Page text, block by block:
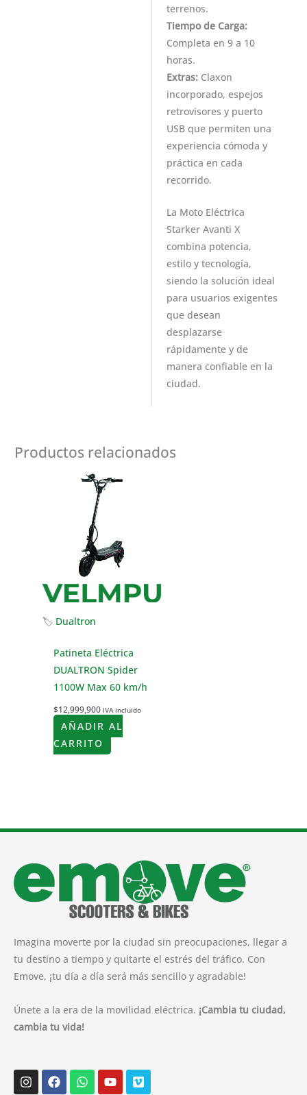
terrenos.
Tiempo de Carga:
Completa en 9 a 10
horas.
Extras:Claxon
incorporado, espejos
retrovisores y puerto
USB que permiten una
experiencia cómoda y
práctica en cada
recorrido.
La Moto Eléctrica
Starker Avanti X
combina potencia,
estilo y tecnología,
siendo la solución ideal
para usuarios exigentes
que desean
desplazarse
rápidamente y de
manera confiable en la
ciudad.
Productos relacionados
🏷 Dualtron
Patineta Eléctrica
DUALTRON Spider
1100W Max 60 km/h
$12,999,900 IVA incluido
AÑADIR AL
CARRITO
Imagina moverte por la ciudad sin preocupaciones, llegar a
tu destino a tiempo y quitarte el estrés del tráfico. Con
Emove, ¡tu día a día será más sencillo y agradable!
Únete a la era de la movilidad eléctrica. ¡Cambia tu ciudad,
cambia tu vida!
Instagram
FacebookWhatsapp
YoutubeVimeo